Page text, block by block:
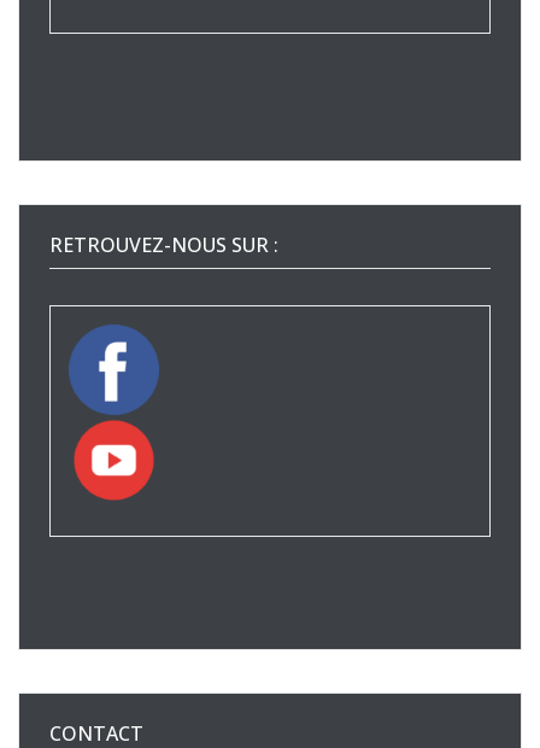
RETROUVEZ-NOUS SUR :
CONTACT